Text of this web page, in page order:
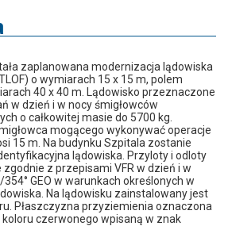
zaplanowana modernizacja lądowiska
o wymiarach 15 x 15 m, polem
40 x 40 m. Lądowisko przeznaczone
w dzień i w nocy śmigłowców
o całkowitej masie do 5700 kg.
mogącego wykonywać operacje
15 m. Na budynku Szpitala zostanie
lądowiska. Przyloty i odloty
z przepisami VFR w dzień i w
GEO w warunkach określonych w
Na lądowisku zainstalowany jest
Płaszczyzna przyziemienia oznaczona
czerwonego wpisaną w znak